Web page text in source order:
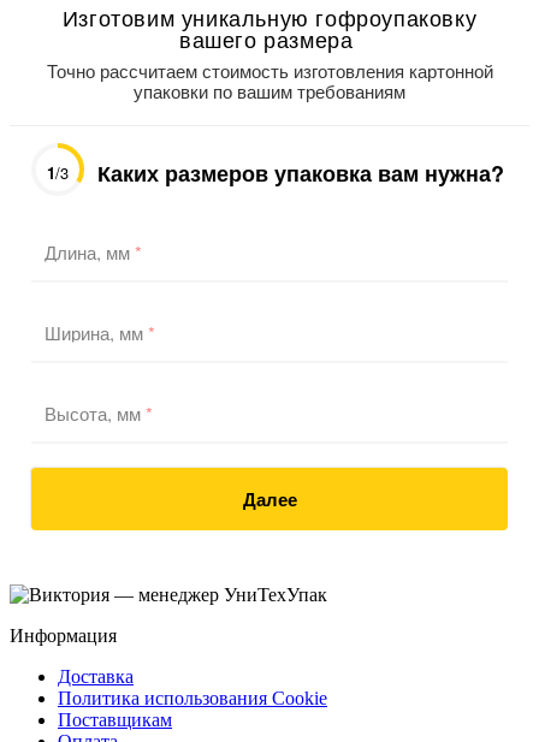
Изготовим уникальную гофроупаковку
вашего размера
Точно рассчитаем стоимость изготовления картонной
упаковки по вашим требованиям
1/3 Каких размеров упаковка вам нужна?
Длина, мм*
Ширина, мм*
Высота, мм*
Далее
Информация
Доставка
Политика использования Cookie
Поставщикам